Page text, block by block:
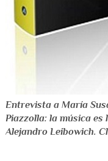
Entrevista a María
Piazzolla: la música es
Alejandro Leibowich.